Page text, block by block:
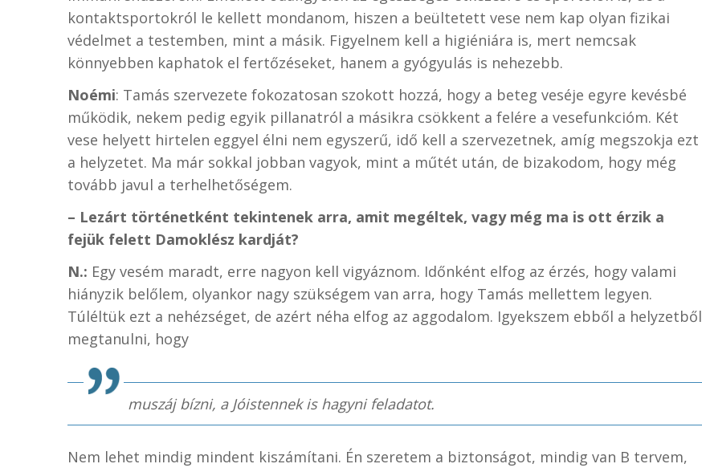
kontaktsportokról le kellett mondanom, hiszen a beültetett vese nem kap olyan fizikai
védelmet a testemben, mint a másik. Figyelnem kell a higiéniára is, mert nemcsak
könnyebben kaphatok el fertőzéseket, hanem a gyógyulás is nehezebb.
Noémi: Tamás szervezete fokozatosan szokott hozzá, hogy a beteg veséje egyre kevésbé
működik, nekem pedig egyik pillanatról a másikra csökkent a felére a vesefunkcióm. Két
vese helyett hirtelen eggyel élni nem egyszerű, idő kell a szervezetnek, amíg megszokja ezt
a helyzetet. Ma már sokkal jobban vagyok, mint a műtét után, de bizakodom, hogy még
tovább javul a terhelhetőségem.
– Lezárt történetként tekintenek arra, amit megéltek, vagy még ma is ott érzik a
fejük felett Damoklész kardját?
N.: Egy vesém maradt, erre nagyon kell vigyáznom. Időnként elfog az érzés, hogy valami
hiányzik belőlem, olyankor nagy szükségem van arra, hogy Tamás mellettem legyen.
Túléltük ezt a nehézséget, de azért néha elfog az aggodalom. Igyekszem ebből a helyzetből
megtanulni, hogy
muszáj bízni, a Jóistennek is hagyni feladatot.
Nem lehet mindig mindent kiszámítani. Én szeretem a biztonságot, mindig van B tervem,